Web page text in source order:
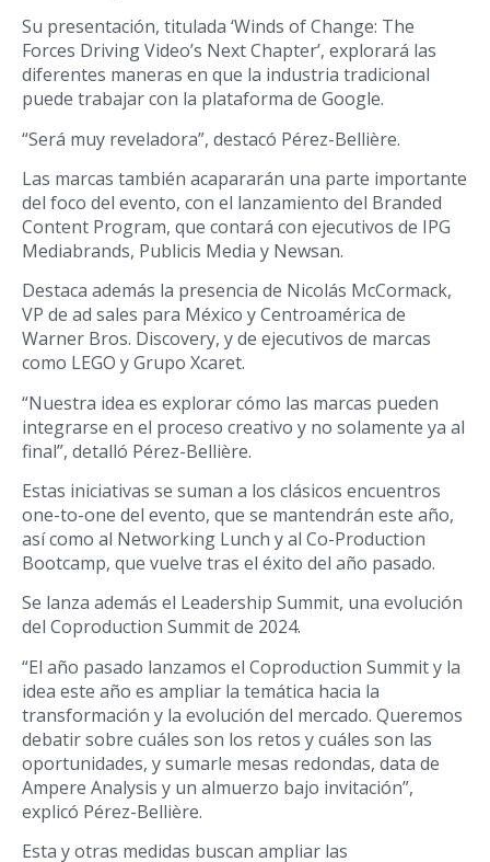
Su presentación, titulada ‘Winds of Change: The
Forces Driving Video’s Next Chapter’, explorará las
diferentes maneras en que la industria tradicional
puede trabajar con la plataforma de Google.
“Será muy reveladora”, destacó Pérez-Bellière.
Las marcas también acapararán una parte importante
del foco del evento, con el lanzamiento del Branded
Content Program, que contará con ejecutivos de IPG
Mediabrands, Publicis Media y Newsan.
Destaca además la presencia de Nicolás McCormack,
VP de ad sales para México y Centroamérica de
Warner Bros. Discovery, y de ejecutivos de marcas
como LEGO y Grupo Xcaret.
“Nuestra idea es explorar cómo las marcas pueden
integrarse en el proceso creativo y no solamente ya al
final”, detalló Pérez-Bellière.
Estas iniciativas se suman a los clásicos encuentros
one-to-one del evento, que se mantendrán este año,
así como al Networking Lunch y al Co-Production
Bootcamp, que vuelve tras el éxito del año pasado.
Se lanza además el Leadership Summit, una evolución
del Coproduction Summit de 2024.
“El año pasado lanzamos el Coproduction Summit y la
idea este año es ampliar la temática hacia la
transformación y la evolución del mercado. Queremos
debatir sobre cuáles son los retos y cuáles son las
oportunidades, y sumarle mesas redondas, data de
Ampere Analysis y un almuerzo bajo invitación”,
explicó Pérez-Bellière.
Esta y otras medidas buscan ampliar las